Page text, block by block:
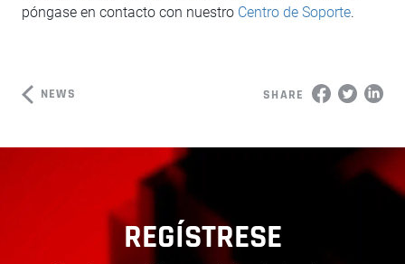
póngase en contacto con nuestro Centro de Soporte.
NEWS SHARE
REGÍSTRESE